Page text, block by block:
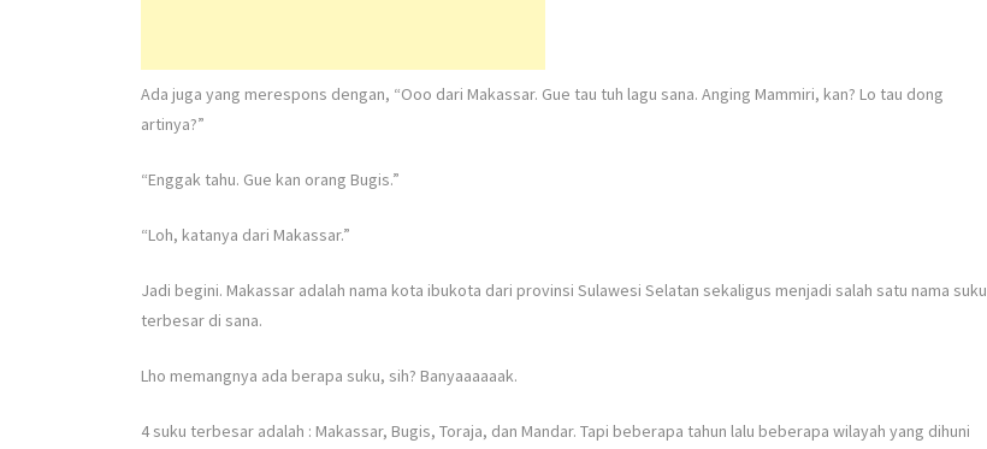
Ada juga yang merespons dengan, “Ooo dari Makassar. Gue tau tuh lagu sana. Anging Mammiri, kan? Lo tau dong
artinya?”
“Enggak tahu. Gue kan orang Bugis.”
“Loh, katanya dari Makassar.”
Jadi begini. Makassar adalah nama kota ibukota dari provinsi Sulawesi Selatan sekaligus menjadi salah satu nama suku
terbesar di sana.
Lho memangnya ada berapa suku, sih? Banyaaaaaak.
4 suku terbesar adalah : Makassar, Bugis, Toraja, dan Mandar. Tapi beberapa tahun lalu beberapa wilayah yang dihuni